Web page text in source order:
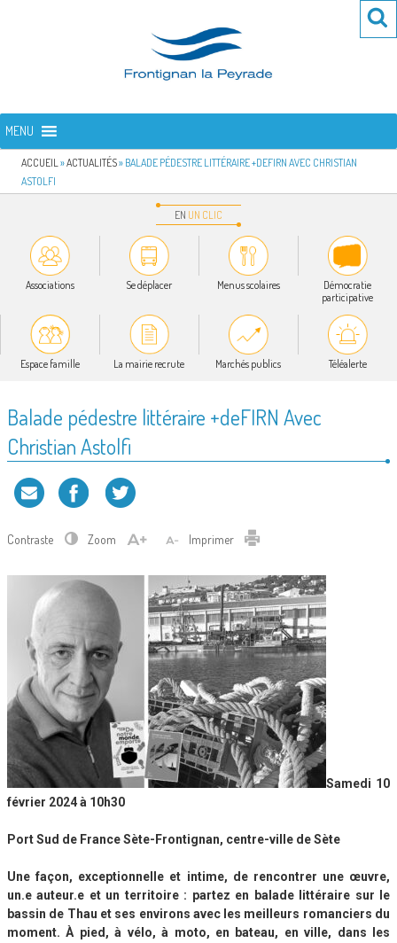
FRONTIGNAN LA PEYRADE
MENU
ACCUEIL »ACTUALITÉS» BALADE PÉDESTRE LITTÉRAIRE +DEFIRN AVEC CHRISTIAN
ASTOLFI
EN UN CLIC
Associations Se déplacer Menus scolaires
Démocratie
participative
Espace famille La mairie recrute Marchés publics Téléalerte
Balade pédestre littéraire +deFIRN Avec
Christian Astolfi
Contraste Zoom Imprimer
Samedi 10
février 2024 à 10h30
Port Sud de France Sète-Frontignan, centre-ville de Sète
Une façon, exceptionnelle et intime, de rencontrer une œuvre,
un.e auteur.e et un territoire : partez en balade littéraire sur le
bassin de Thau et ses environs avec les meilleurs romanciers du
moment. À pied, à vélo, à moto, en bateau, en ville, dans les